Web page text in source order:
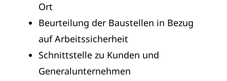
Ort
Beurteilung der Baustellen in Bezug
auf Arbeitssicherheit
Schnittstelle zu Kunden und
Generalunternehmen